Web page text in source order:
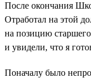
После окончания
Отработал на этой
на позицию
и увидели, что я
Поначалу было